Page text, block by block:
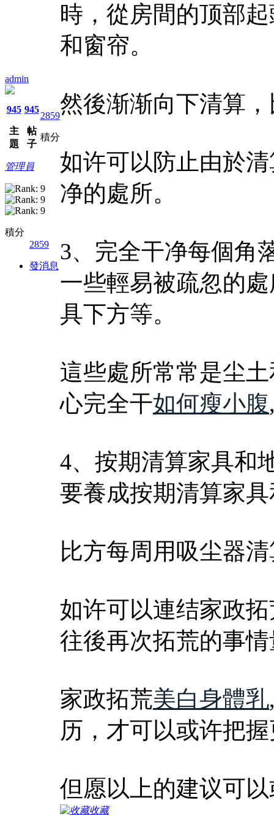
admin
945
主
題
945
帖
子
2859
積分
管理員
積分
2859
發消息
時，從房間的顶部
和窗帘。
然後渐渐向下清算
如许可以防止由於
净的處所。
3、完全干净每個角
一些輕易被疏忽的
具下方等。
這些處所常常是尘
心完全干如何瘦小腹
4、按期清算家具和
要養成按期清算家
比方每周用吸尘器
如许可以連结家政
往後再次拓荒的事
家政拓荒美白身體乳
历，才可以或许把
但愿以上的建议可
收藏